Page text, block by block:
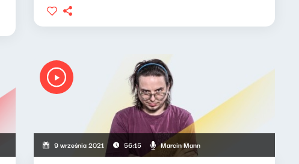
9 września 2021 56:15 Marcin Mann